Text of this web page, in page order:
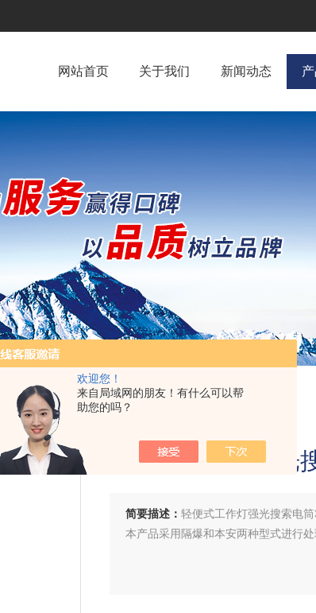
欢迎您！
来自局域网的朋友！有什么可以帮
助您的吗？
网站首页 关于我们 新闻动态
> SX-206轻便式工作灯强光搜索电筒3W电量显示
轻便式工作灯强
简要描述： 轻便式工作灯强光搜索电
本产品采用隔爆和本安两种型式进行